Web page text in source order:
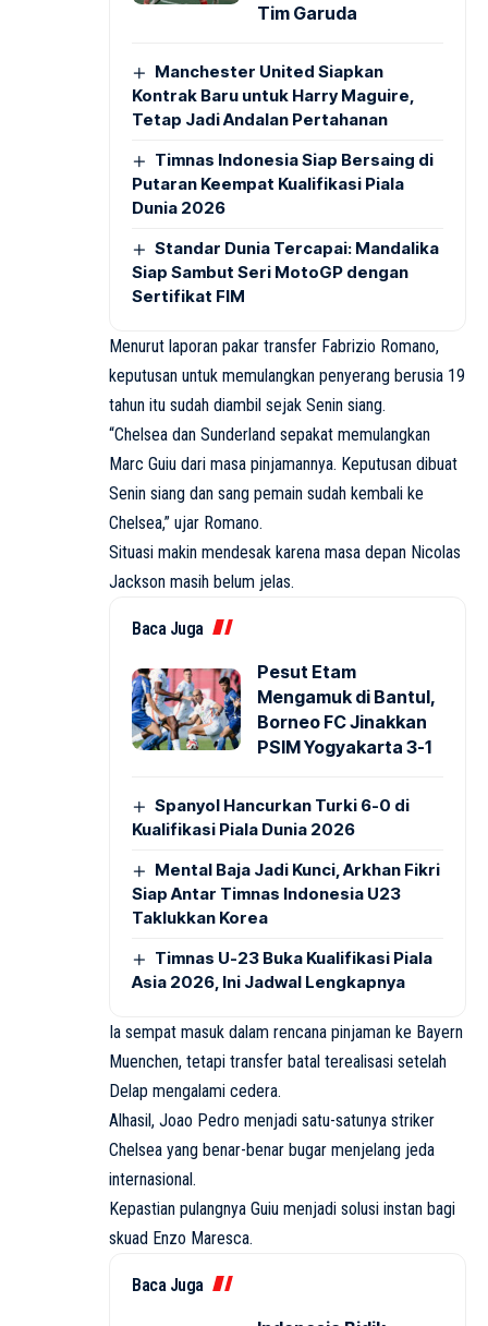
Tim Garuda
Manchester United Siapkan
Kontrak Baru untuk Harry Maguire,
Tetap Jadi Andalan Pertahanan
Timnas Indonesia Siap Bersaing di
Putaran Keempat Kualifikasi Piala
Dunia 2026
Standar Dunia Tercapai: Mandalika
Siap Sambut Seri MotoGP dengan
Sertifikat FIM
Menurut laporan pakar transfer Fabrizio Romano,
keputusan untuk memulangkan penyerang berusia 19
tahun itu sudah diambil sejak Senin siang.
“Chelsea dan Sunderland sepakat memulangkan
Marc Guiu dari masa pinjamannya. Keputusan dibuat
Senin siang dan sang pemain sudah kembali ke
Chelsea,” ujar Romano.
Situasi makin mendesak karena masa depan Nicolas
Jackson masih belum jelas.
Baca Juga
Pesut Etam
Mengamuk di Bantul,
Borneo FC Jinakkan
PSIM Yogyakarta 3-1
Spanyol Hancurkan Turki 6-0 di
Kualifikasi Piala Dunia 2026
Mental Baja Jadi Kunci, Arkhan Fikri
Siap Antar Timnas Indonesia U23
Taklukkan Korea
Timnas U-23 Buka Kualifikasi Piala
Asia 2026, Ini Jadwal Lengkapnya
Ia sempat masuk dalam rencana pinjaman ke Bayern
Muenchen, tetapi transfer batal terealisasi setelah
Delap mengalami cedera.
Alhasil, Joao Pedro menjadi satu-satunya striker
Chelsea yang benar-benar bugar menjelang jeda
internasional.
Kepastian pulangnya Guiu menjadi solusi instan bagi
skuad Enzo Maresca.
Baca Juga